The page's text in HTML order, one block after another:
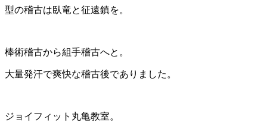
型の稽古は臥竜と征遠鎮を。
棒術稽古から組手稽古へと。
大量発汗で爽快な稽古後でありました。
ジョイフィット丸亀教室。